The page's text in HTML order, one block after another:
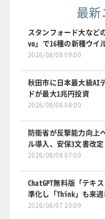
最
スタンフォード大など
vo」で16種の新種ウイ
2026/08/08 09:00
秋田市に日本最大級AI
ドが最大1兆円投資
2026/08/08 08:00
防衛省が反撃能力向上
ル導入、安保3文書改定
2026/08/08 07:00
ChatGPT無料版「テキ
準化し「Think」も来
2026/08/07 20:09